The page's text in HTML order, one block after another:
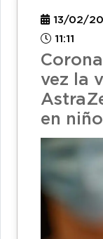
13/02/
11:11
vez la
en